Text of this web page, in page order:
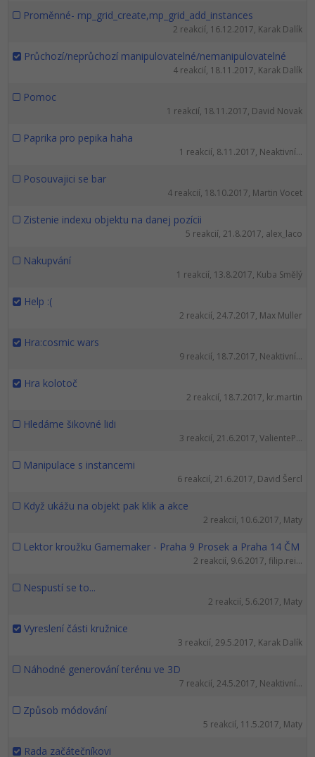
Proměnné- mp_grid_create,mp_grid_add_instances
2 reakcií, 16.12.2017, Karak Dalík
Průchozí/neprůchozí manipulovatelné/nemanipulovatelné
4 reakcií, 18.11.2017, Karak Dalík
Pomoc
1 reakcií, 18.11.2017, David Novak
Paprika pro pepika haha
1 reakcií, 8.11.2017, Neaktivní...
Posouvajici se bar
4 reakcií, 18.10.2017, Martin Vocet
Zistenie indexu objektu na danej pozícii
5 reakcií, 21.8.2017, alex_laco
Nakupvání
1 reakcií, 13.8.2017, Kuba Smělý
Help :(
2 reakcií, 24.7.2017, Max Muller
Hra:cosmic wars
9 reakcií, 18.7.2017, Neaktivní...
Hra kolotoč
2 reakcií, 18.7.2017, kr.martin
Hledáme šikovné lidi
3 reakcií, 21.6.2017, ValienteP...
Manipulace s instancemi
6 reakcií, 21.6.2017, David Šercl
Když ukážu na objekt pak klik a akce
2 reakcií, 10.6.2017, Maty
Lektor kroužku Gamemaker - Praha 9 Prosek a Praha 14 ČM
2 reakcií, 9.6.2017, filip.rei...
Nespustí se to...
2 reakcií, 5.6.2017, Maty
Vyreslení části kružnice
3 reakcií, 29.5.2017, Karak Dalík
Náhodné generování terénu ve 3D
7 reakcií, 24.5.2017, Neaktivní...
Způsob módování
5 reakcií, 11.5.2017, Maty
Rada začátečníkovi